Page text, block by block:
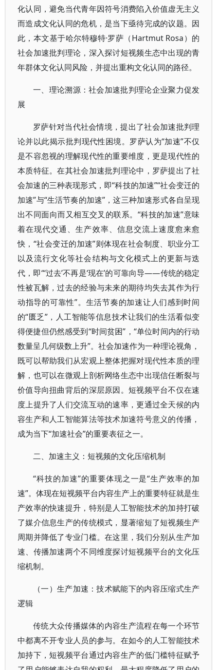
化认同，避免当代青年因符号消费陷入价值虚无主义
而造成文化认同的危机，是当下亟待完成的议题。因
此，本文基于哈尔特穆特·罗萨（Hartmut Rosa）的
社会加速批判理论，深入探讨短视频生态中出现的青
年群体文化认同风险，并提出重构文化认同的路径。
一、理论溯源：社会加速批判理论企业聚力促发
展
罗萨针对当代社会情境，提出了社会加速批判理
论并以此揭示批判现代性困境。罗萨认为“加速”不仅
是不容忽视的理解现代性的重要维度，更是现代性的
本质特征。在其社会加速批判理论中，罗萨提出了社
会加速的三种表现形式，即“科技的加速”“社会变迁的
加速”与“生活节奏的加速”，这三种加速形式各自呈现
出不同面向而又相互交叉的联系。“科技的加速”意味
着在现代交通、生产效率、信息交流上速度愈来愈
快，“社会变迁的加速”则体现在社会制度、职业分工
以及流行文化等社会结构与文化模式上的更新与迭
代，即“‘过去’不再是‘现在’的可靠向导——传统的稳定
性被瓦解，过去的经验与未来的期待均失去其作为行
动指导的可靠性”。生活节奏的加速让人们感到时间
的“匮乏”，人工智能等信息技术让我们的生活看似变
得便捷但仍然感受到“时间贫困”，“单位时间内的行动
数量呈几何级数上升”。社会加速作为一种理论视角，
既可以帮助我们从宏观上整体把握对现代性本质的理
解，也可以在微观上剖析网络生态中出现信任断裂与
价值导向扭曲背后的深层原因。短视频平台不仅在速
度上提升了人们交流互动的速率，更通过全天候的内
容生产和人工智能算法等技术加速符号意义的传播，
成为当下“加速社会”的重要表征之一。
二、加速主义：短视频的文化压缩机制
“科技的加速”的重要体现之一是“生产效率的加
速”。体现在短视频平台内容生产上的重要特征就是生
产效率的快速提升，特别是人工智能技术的加持打破
了媒介信息生产的传统模式，显著缩短了短视频生产
周期并降低了专业门槛。在这里，我们分别从生产加
速、传播加速两个不同维度探讨短视频平台的文化压
缩机制。
（一）生产加速：技术赋能下的内容压缩式生产
逻辑
传统大众传播媒体的内容生产流程在每一个环节
中都离不开专业人员的参与。在如今的人工智能技术
加持下，短视频平台通过内容生产的低门槛特征赋予